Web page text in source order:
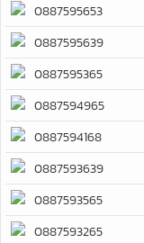
0887595653
0887595639
0887595365
0887594965
0887594168
0887593639
0887593565
0887593265